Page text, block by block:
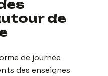
de
de journée
des enseignes